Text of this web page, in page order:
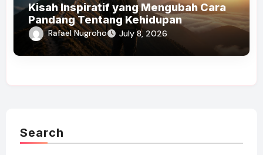
Kisah Inspiratif yang Mengubah Cara
Pandang Tentang Kehidupan
Rafael Nugroho July 8, 2026
Search